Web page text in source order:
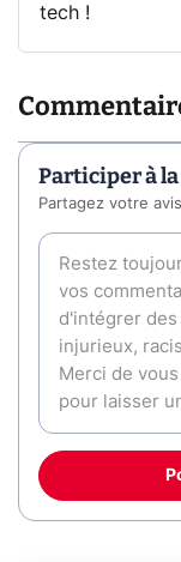
tech !
Participer à
Partagez votre